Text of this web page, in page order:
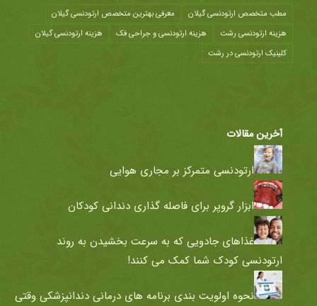
مطب متخصص ارتودنسی گیلان
معرفی بهترین متخصص ارتودنسی گیلان
هزينه ارتودنسی رشت
هزینه ارتودنسی و جراحی فک
هزینه ارتودنسی گیلان
کلینیک ارتودنسی در رشت
آخرین مقالات
ارتودنسی متمرکز بر مجاری هوایی
ابزار گروپر برای فاصله گذاری دندانی کودکان
غذاهای جادویی که به سرعت بخشیدن به روند
ارتودنسی کودک شما کمک می کنند!
نحوه اولویت بندی برنامه های درمانی دندانپزشکی وقتی